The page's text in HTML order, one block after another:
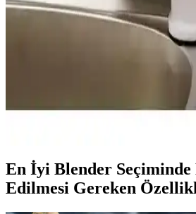
Elektrikli kıyma makineleri, dayanıklı
özellikleriyle mutfakta pratiklik sağlar,
Hızlı Su Isıtıcıları: Modern
Modern yaşamın vazgeçilmezi olan hızlı
tasarrufu ve güvenlik özellikleriyle öne
En İyi Blender
Edilmesi Gereken